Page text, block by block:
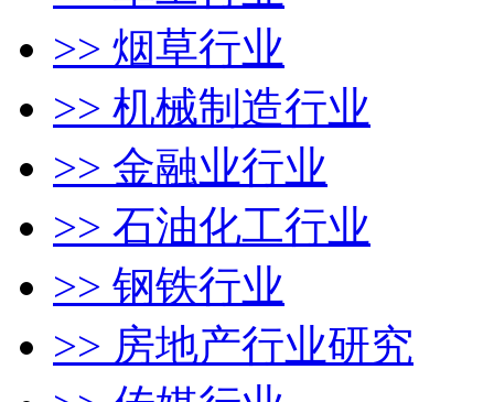
>> 烟草行业
>> 机械制造行业
>> 金融业行业
>> 石油化工行业
>> 钢铁行业
>> 房地产行业研究